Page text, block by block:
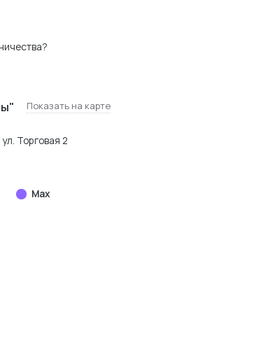
Показать на карте
Торговая 2
Max